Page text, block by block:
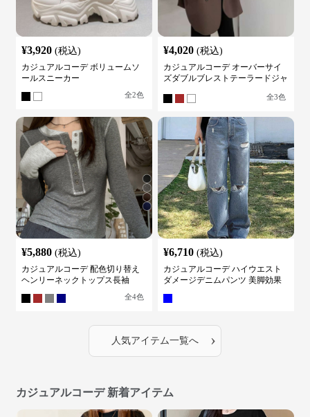
¥3,920 (税込)
カジュアルコーデ ボリュームソ
ールスニーカー
全2色
¥4,020 (税込)
カジュアルコーデ オーバーサイ
ズダブルブレストテーラードジャ
全3色
¥5,880 (税込)
カジュアルコーデ 配色切り替え
ヘンリーネックトップス長袖
全4色
¥6,710 (税込)
カジュアルコーデ ハイウエスト
ダメージデニムパンツ 美脚効果
人気アイテム一覧へ ›
カジュアルコーデ 新着アイテム